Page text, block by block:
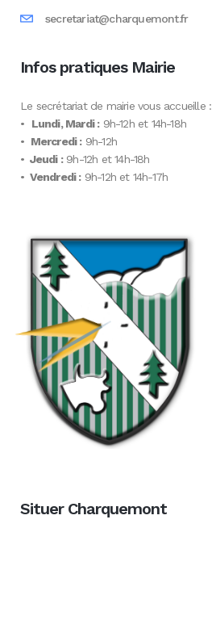
secretariat@charquemont.fr
Infos pratiques Mairie
Le secrétariat de mairie vous accueille :
• Lundi, Mardi :9h-12h et 14h-18h
• Mercredi :9h-12h
• Jeudi :9h-12h et 14h-18h
• Vendredi :9h-12h et 14h-17h
Situer Charquemont